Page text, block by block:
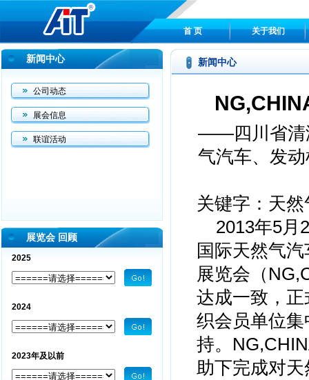
首 页 关于我们
新闻中心
公司动态
展会信息
联谊活动
展览会 回顾
2025
2024
2023年及以前
新闻中心
——四川省清
气汽车、发
关键字：天
2013年5月
国际天然气
展览会（
达成一致，
织会员单位
持。
助下完成对